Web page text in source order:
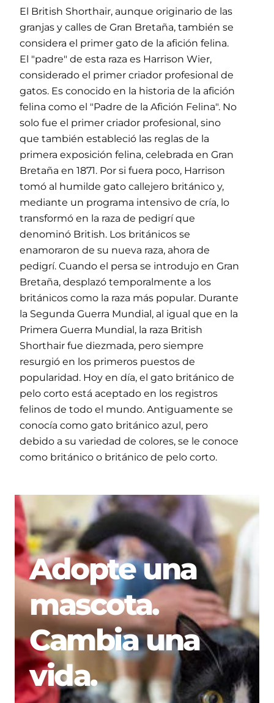
El British Shorthair, aunque originario de las
granjas y calles de Gran Bretaña, también se
considera el primer gato de la afición felina.
El "padre" de esta raza es Harrison Wier,
considerado el primer criador profesional de
gatos. Es conocido en la historia de la afición
felina como el "Padre de la Afición Felina". No
solo fue el primer criador profesional, sino
que también estableció las reglas de la
primera exposición felina, celebrada en Gran
Bretaña en 1871. Por si fuera poco, Harrison
tomó al humilde gato callejero británico y,
mediante un programa intensivo de cría, lo
transformó en la raza de pedigrí que
denominó British. Los británicos se
enamoraron de su nueva raza, ahora de
pedigrí. Cuando el persa se introdujo en Gran
Bretaña, desplazó temporalmente a los
británicos como la raza más popular. Durante
la Segunda Guerra Mundial, al igual que en la
Primera Guerra Mundial, la raza British
Shorthair fue diezmada, pero siempre
resurgió en los primeros puestos de
popularidad. Hoy en día, el gato británico de
pelo corto está aceptado en los registros
felinos de todo el mundo. Antiguamente se
conocía como gato británico azul, pero
debido a su variedad de colores, se le conoce
como británico o británico de pelo corto.
Adopte una
mascota.
Cambia una
vida.